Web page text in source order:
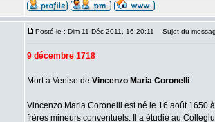
Posté le : Dim 11 Déc 2011, 16:20:11 Sujet du
9 décembre 1718
Mort à Venise de Vincenzo Maria Coronelli
Vincenzo Maria Coronelli est né le 16 août 1650
frères mineurs conventuels. Il a étudié au